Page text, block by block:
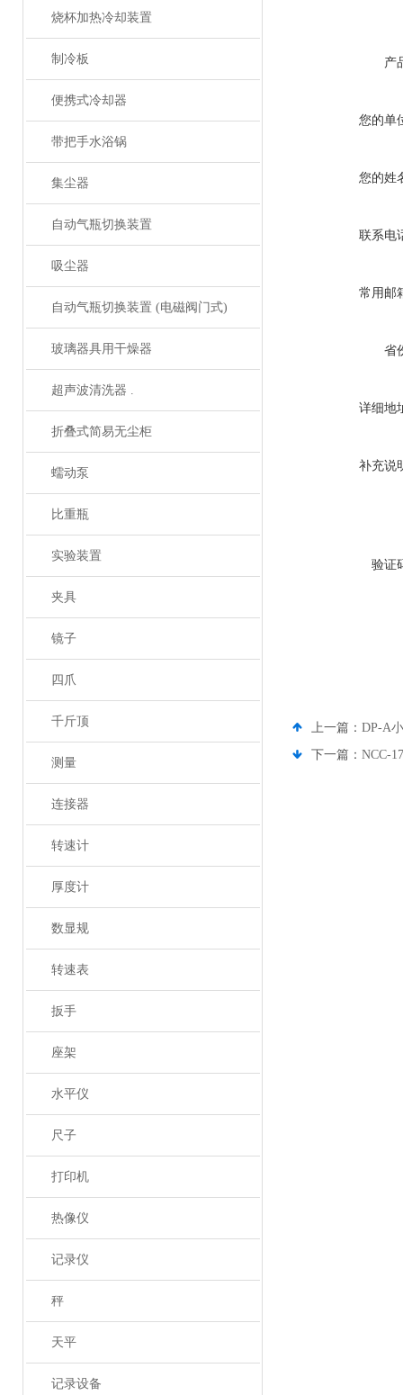
烧杯加热冷却装置
制冷板
便携式冷却器
带把手水浴锅
集尘器
自动气瓶切换装置
吸尘器
自动气瓶切换装置 (电磁阀门式)
玻璃器具用干燥器
超声波清洗器 .
折叠式简易无尘柜
蠕动泵
比重瓶
实验装置
夹具
镜子
四爪
千斤顶
测量
连接器
转速计
厚度计
数显规
转速表
扳手
座架
水平仪
尺子
打印机
热像仪
记录仪
秤
天平
记录设备
产
您的单
您的姓
联系电
常用邮
省
详细地
补充说
验证
上一篇： DP-A
下一篇： NCC-